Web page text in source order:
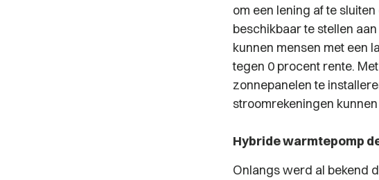
om een lening af te
beschikbaar te stellen
kunnen mensen met een
tegen 0 procent rente.
zonnepanelen te
stroomrekeningen
Hybride warmtepomp
Onlangs werd al bekend